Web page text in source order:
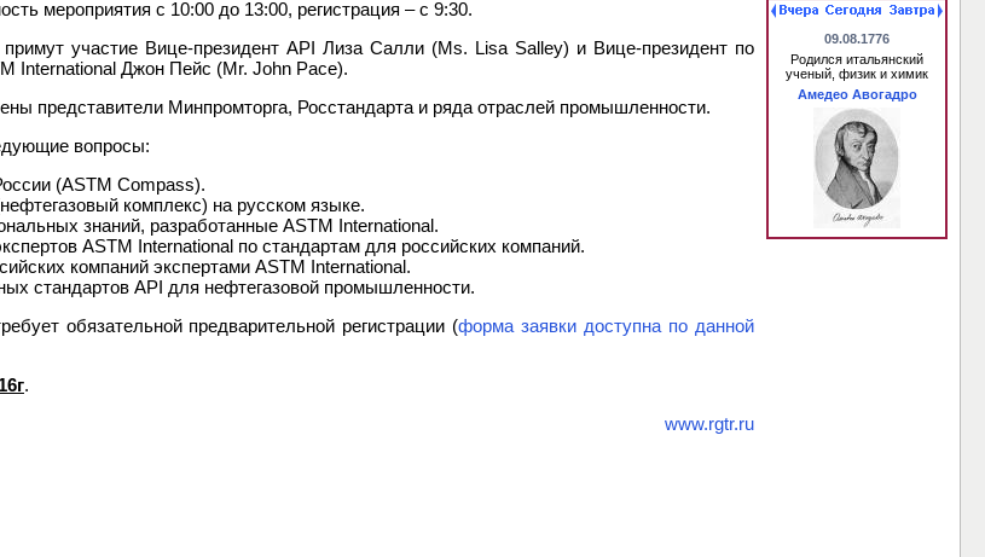
мероприятия с 10:00 до 13:00, регистрация – с 9:30.
участие Вице-президент API Лиза Салли (Ms. Lisa Salley) и Вице-президент по
International Джон Пейс (Mr. John Pace).
представители Минпромторга, Росстандарта и ряда отраслей промышленности.
вопросы:
(АSTM Compass).
комплекс) на русском языке.
знаний, разработанные ASTM International.
ASTM International по стандартам для российских компаний.
компаний экспертами ASTM International.
стандартов API для нефтегазовой промышленности.
обязательной предварительной регистрации (форма заявки доступна по данной
.
www.rgtr.ru
09.08.1776
Родился итальянский
ученый, физик и химик
Амедео Авогадро